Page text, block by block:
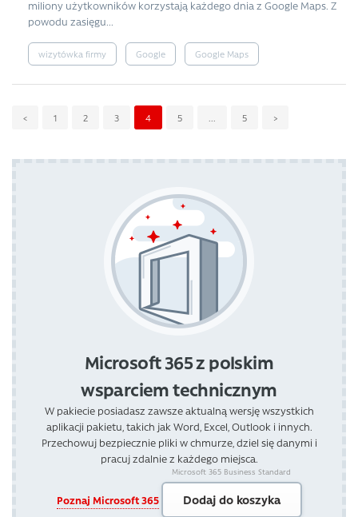
miliony użytkowników korzystają każdego dnia z Google Maps. Z
powodu zasięgu...
wizytówka firmy Google Google Maps
< 1 2 3 4 5 ... 5 >
Microsoft 365 z polskim
wsparciem technicznym
W pakiecie posiadasz zawsze aktualną wersję wszystkich
aplikacji pakietu, takich jak Word, Excel, Outlook i innych.
Przechowuj bezpiecznie pliki w chmurze, dziel się danymi i
pracuj zdalnie z każdego miejsca.
Poznaj Microsoft 365
Microsoft 365 Business Standard
Dodaj do koszyka